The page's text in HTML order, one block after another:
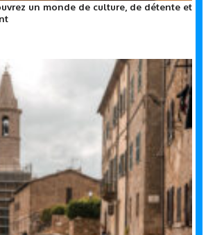
un monde de culture, de détente et